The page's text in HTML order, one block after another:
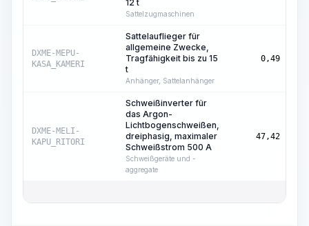
12 t
Sattelzugmaschinen
DXME-MEPU-
KASA_KAMERI
Sattelauflieger für
allgemeine Zwecke,
Tragfähigkeit bis zu 15
t
Anhänger, Sattelanhänger
0,49
DXME-MELI-
KAPU_RITORI
Schweißinverter für
das Argon-
Lichtbogenschweißen,
dreiphasig, maximaler
Schweißstrom 500 A
Schweißgeräte und -
aggregate
47,42